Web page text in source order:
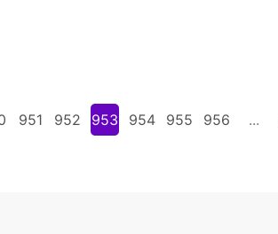
951 952 953 954 955 956 ...